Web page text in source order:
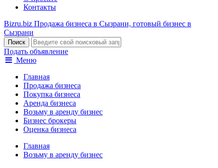
Контакты
Bizru.biz Продажа бизнеса в Сызрани, готовый бизнес в
Сызрани
Подать объявление
Меню
Главная
Продажа бизнеса
Покупка бизнеса
Аренда бизнеса
Возьму в аренду бизнес
Бизнес брокеры
Оценка бизнеса
Главная
Возьму в аренду бизнес